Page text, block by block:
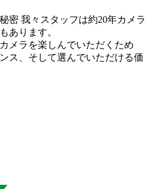
密 我々スタッフは約20年カメラ
あります。
メラを楽しんでいただくため
ス、そして選んでいただける価